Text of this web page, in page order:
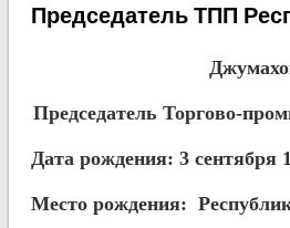
Председатель ТПП
Председатель Торгово-
Дата рождения: 3 сентября
Место рождения: